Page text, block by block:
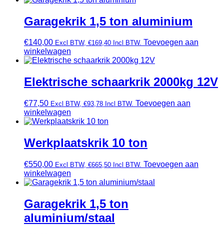
Garagekrik 1,5 ton aluminium
€140,00 Excl BTW, €169,40 Incl BTW. Toevoegen aan
winkelwagen
Elektrische schaarkrik 2000kg 12V
€77,50 Excl BTW, €93,78 Incl BTW. Toevoegen aan
winkelwagen
Werkplaatskrik 10 ton
€550,00 Excl BTW, €665,50 Incl BTW. Toevoegen aan
winkelwagen
Garagekrik 1,5 ton
aluminium/staal